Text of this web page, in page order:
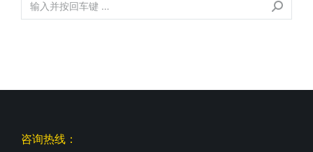
咨询热线：